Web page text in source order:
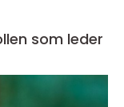
som leder